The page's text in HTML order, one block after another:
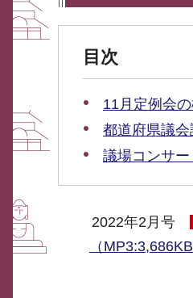
目次
11月定例会
都道府県議
議場コンサ
2022年2月号
（MP3:3,686KB